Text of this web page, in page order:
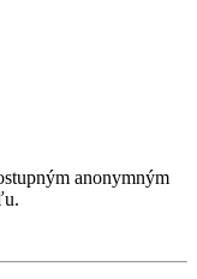
anonymným